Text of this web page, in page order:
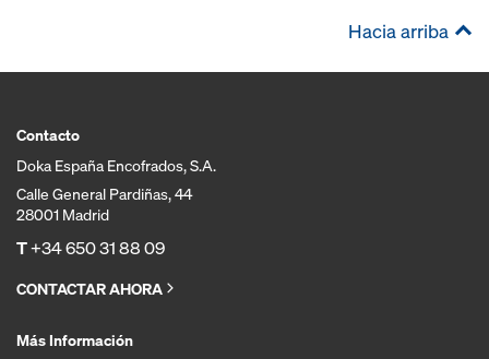
Hacia arriba
Contacto
Doka España Encofrados, S.A.
Calle General Pardiñas, 44
28001 Madrid
T+34 650 31 88 09
CONTACTAR AHORA
Más Información